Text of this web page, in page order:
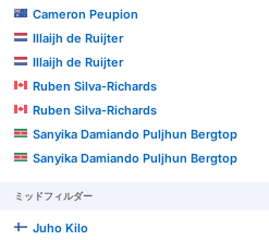
Cameron Peupion
Illaijh de Ruijter
Illaijh de Ruijter
Ruben Silva-Richards
Ruben Silva-Richards
Sanyika Damiando Puljhun Bergtop
Sanyika Damiando Puljhun Bergtop
ミッドフィルダー
Juho Kilo